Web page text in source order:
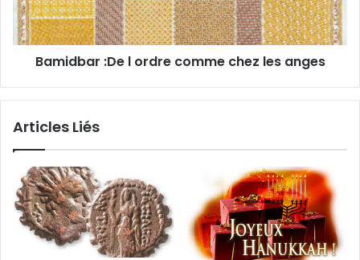
Bamidbar :De l ordre comme chez les anges
Articles Liés